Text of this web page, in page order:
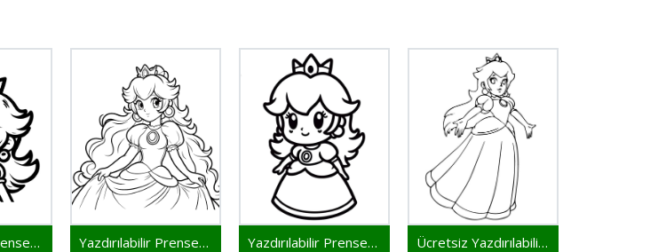
Yazdırılabilir Prenses Peach Resmi Yazdırılabilir Prenses Peach Çocuklar İçin Yazdırılabilir Prenses Peach Bedava Ücretsiz Yazdırılabilir Prenses Peach